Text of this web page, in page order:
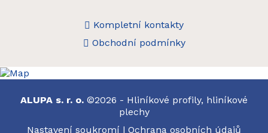
Kompletní kontakty
Obchodní podmínky
ALUPA s. r. o. ©2026 - Hliníkové profily, hliníkové
plechy
Nastavení soukromí | Ochrana osobních údajů